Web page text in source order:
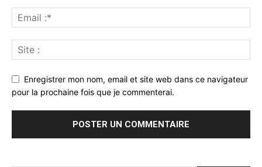
Enregistrer mon nom, email et site web dans ce navigateur
pour la prochaine fois que je commenterai.